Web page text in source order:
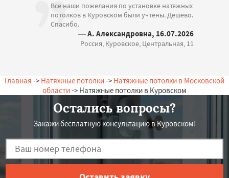
Все наши пожелания по установке натяжных
потолков в Куровском были учтены. Дешево.
Спасибо.
— А. Александровна, 16.07.2026
Россия, Куровское, Центральная, 11
Главная -> Натяжные потолки-> Натяжные потолки в Московской
области-> Натяжные потолки в Куровском
Остались вопросы?
Закажи бесплатную консультацию в Куровском!